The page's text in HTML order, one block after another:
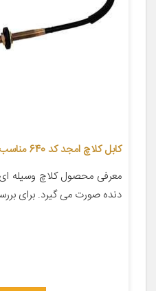
کابل کلاچ امجد کد 640 مناسب برای پژو آردی انژکتوری
معرفی محصول کلاچ وسیله‌
دنده صورت می گیرد. برای